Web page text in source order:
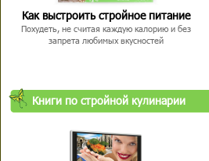
Как выстроить стройное питание
Похудеть, не считая каждую калорию и без
запрета любимых вкусностей
Книги по стройной кулинарии